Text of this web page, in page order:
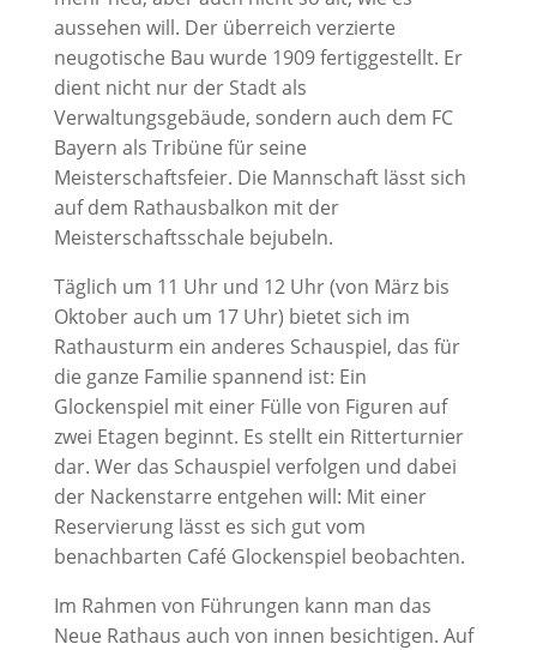
aussehen will. Der überreich verzierte
neugotische Bau wurde 1909 fertiggestellt. Er
dient nicht nur der Stadt als
Verwaltungsgebäude, sondern auch dem FC
Bayern als Tribüne für seine
Meisterschaftsfeier. Die Mannschaft lässt sich
auf dem Rathausbalkon mit der
Meisterschaftsschale bejubeln.
Täglich um 11 Uhr und 12 Uhr (von März bis
Oktober auch um 17 Uhr) bietet sich im
Rathausturm ein anderes Schauspiel, das für
die ganze Familie spannend ist: Ein
Glockenspiel mit einer Fülle von Figuren auf
zwei Etagen beginnt. Es stellt ein Ritterturnier
dar. Wer das Schauspiel verfolgen und dabei
der Nackenstarre entgehen will: Mit einer
Reservierung lässt es sich gut vom
benachbarten Café Glockenspiel beobachten.
Im Rahmen von Führungen kann man das
Neue Rathaus auch von innen besichtigen. Auf